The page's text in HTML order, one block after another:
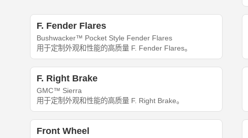
F. Fender Flares
Bushwacker™ Pocket Style Fender Flares
用于定制外观和性能的高质量 F. Fender Flares。
F. Right Brake
GMC™ Sierra
用于定制外观和性能的高质量 F. Right Brake。
Front Wheel